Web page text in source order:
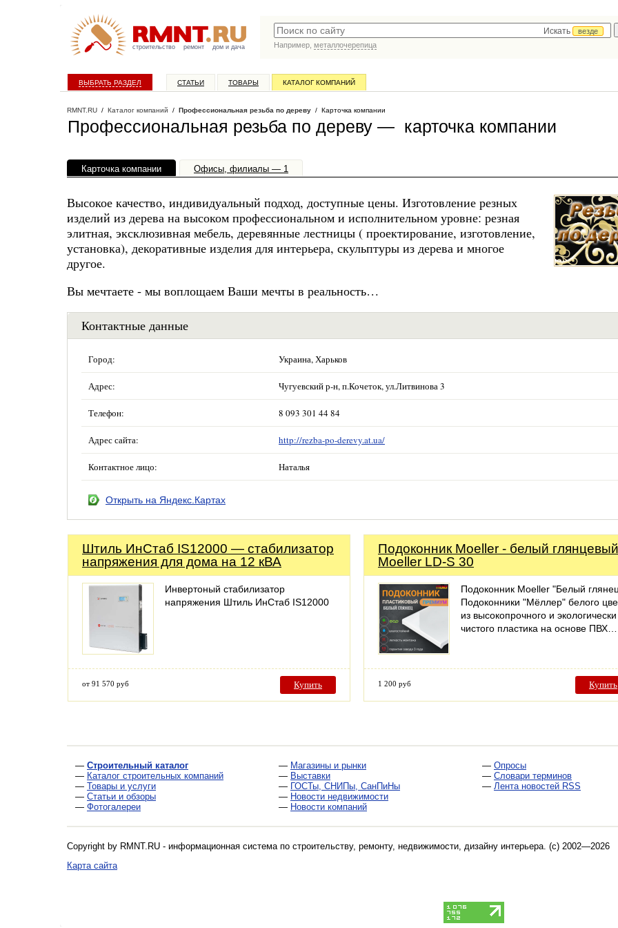
строительство ремонт дом и дача
Искать
везде
Например, металлочерепица
ВЫБРАТЬ РАЗДЕЛ СТАТЬИ ТОВАРЫ КАТАЛОГ КОМПАНИЙ
RMNT.RU / Каталог компаний / Профессиональная резьба по дереву / Карточка компании
Профессиональная резьба по дереву — карточка компании
Карточка компании Офисы, филиалы — 1
Высокое качество, индивидуальный подход, доступные цены. Изготовление резных
изделий из дерева на высоком профессиональном и исполнительном уровне: резная
элитная, эксклюзивная мебель, деревянные лестницы ( проектирование, изготовление,
установка), декоративные изделия для интерьера, скульптуры из дерева и многое
другое.
Вы мечтаете - мы воплощаем Ваши мечты в реальность…
Контактные данные
Город: Украина, Харьков
Адрес: Чугуевский р-н, п.Кочеток, ул.Литвинова 3
Телефон: 8 093 301 44 84
Адрес сайта: http://rezba-po-derevy.at.ua/
Контактное лицо: Наталья
Открыть на Яндекс.Картах
Штиль ИнСтаб IS12000 — стабилизатор
напряжения для дома на 12 кВА
Инвертоный стабилизатор
напряжения Штиль ИнСтаб IS12000
от 91 570 руб Купить
Подоконник Moeller - белый глянцевый
Moeller LD-S 30
Подоконник Moeller "Белый
Подоконники "Мёллер" белого
из высокопрочного и экологически
чистого пластика на основе ПВХ…
1 200 руб Купить
— Строительный каталог
— Каталог строительных компаний
— Товары и услуги
— Статьи и обзоры
— Фотогалереи
— Магазины и рынки
— Выставки
— ГОСТы, СНИПы, СанПиНы
— Новости недвижимости
— Новости компаний
— Опросы
— Словари терминов
— Лента новостей RSS
Copyright by RMNT.RU - информационная система по строительству, ремонту, недвижимости, дизайну интерьера. (c) 2002—2026
Карта сайта